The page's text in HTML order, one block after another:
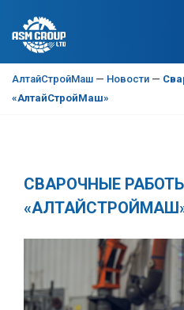
АлтайСтройМаш — Новости —
«АлтайСтройМаш»
СВАРОЧНЫЕ